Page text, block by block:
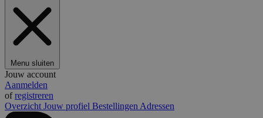
Menu sluiten
Jouw account
Aanmelden
ofregistreren
Overzicht Jouw profiel Bestellingen Adressen